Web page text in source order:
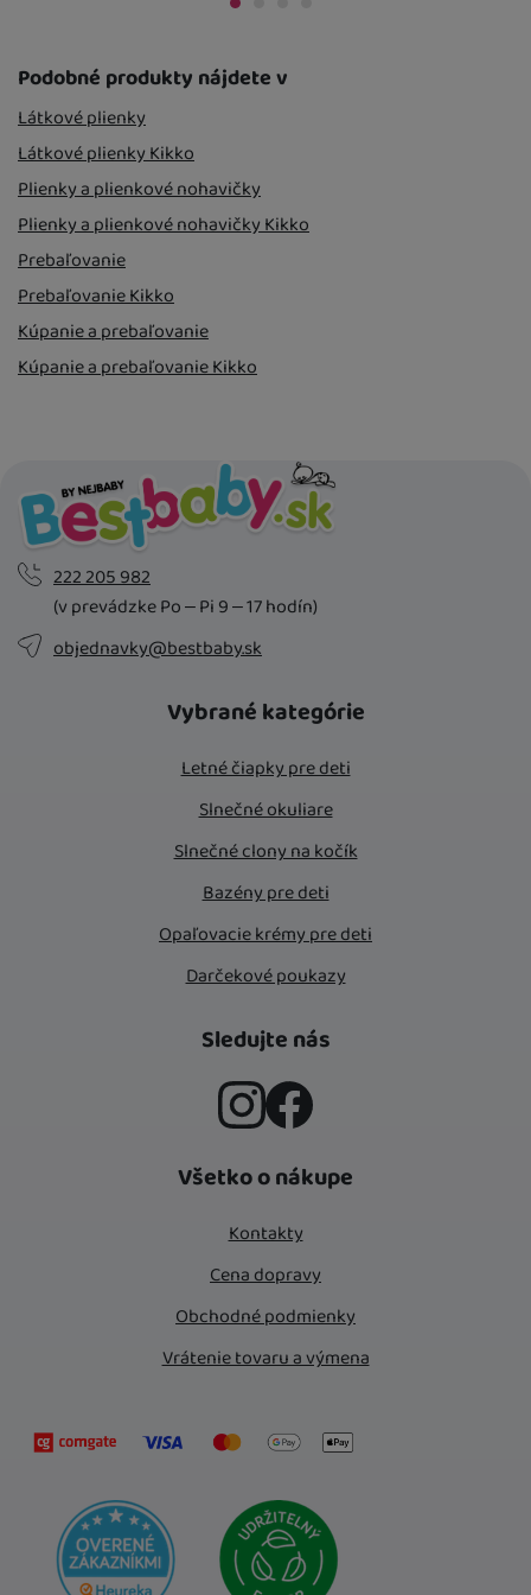
Podobné produkty nájdete v
Látkové plienky
Látkové plienky Kikko
Plienky a plienkové nohavičky
Plienky a plienkové nohavičky Kikko
Prebaľovanie
Prebaľovanie Kikko
Kúpanie a prebaľovanie
Kúpanie a prebaľovanie Kikko
222 205 982
(v prevádzke Po – Pi 9 – 17 hodín)
objednavky@bestbaby.sk
Vybrané kategórie
Letné čiapky pre deti
Slnečné okuliare
Slnečné clony na kočík
Bazény pre deti
Opaľovacie krémy pre deti
Darčekové poukazy
Sledujte nás
Všetko o nákupe
Kontakty
Cena dopravy
Obchodné podmienky
Vrátenie tovaru a výmena